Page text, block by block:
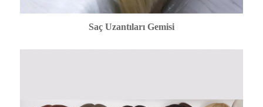
Saç Uzantıları Gemisi